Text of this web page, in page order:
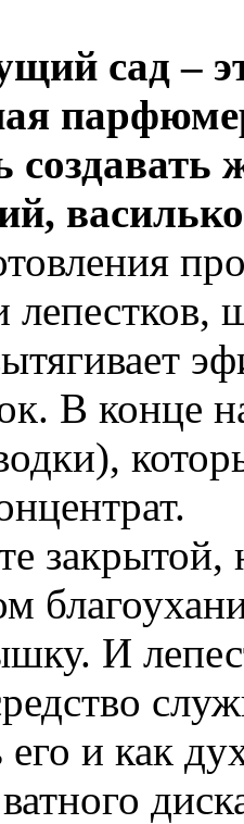
сад –
создавать
лепестков,
В конце
закрытой,
И
его и как